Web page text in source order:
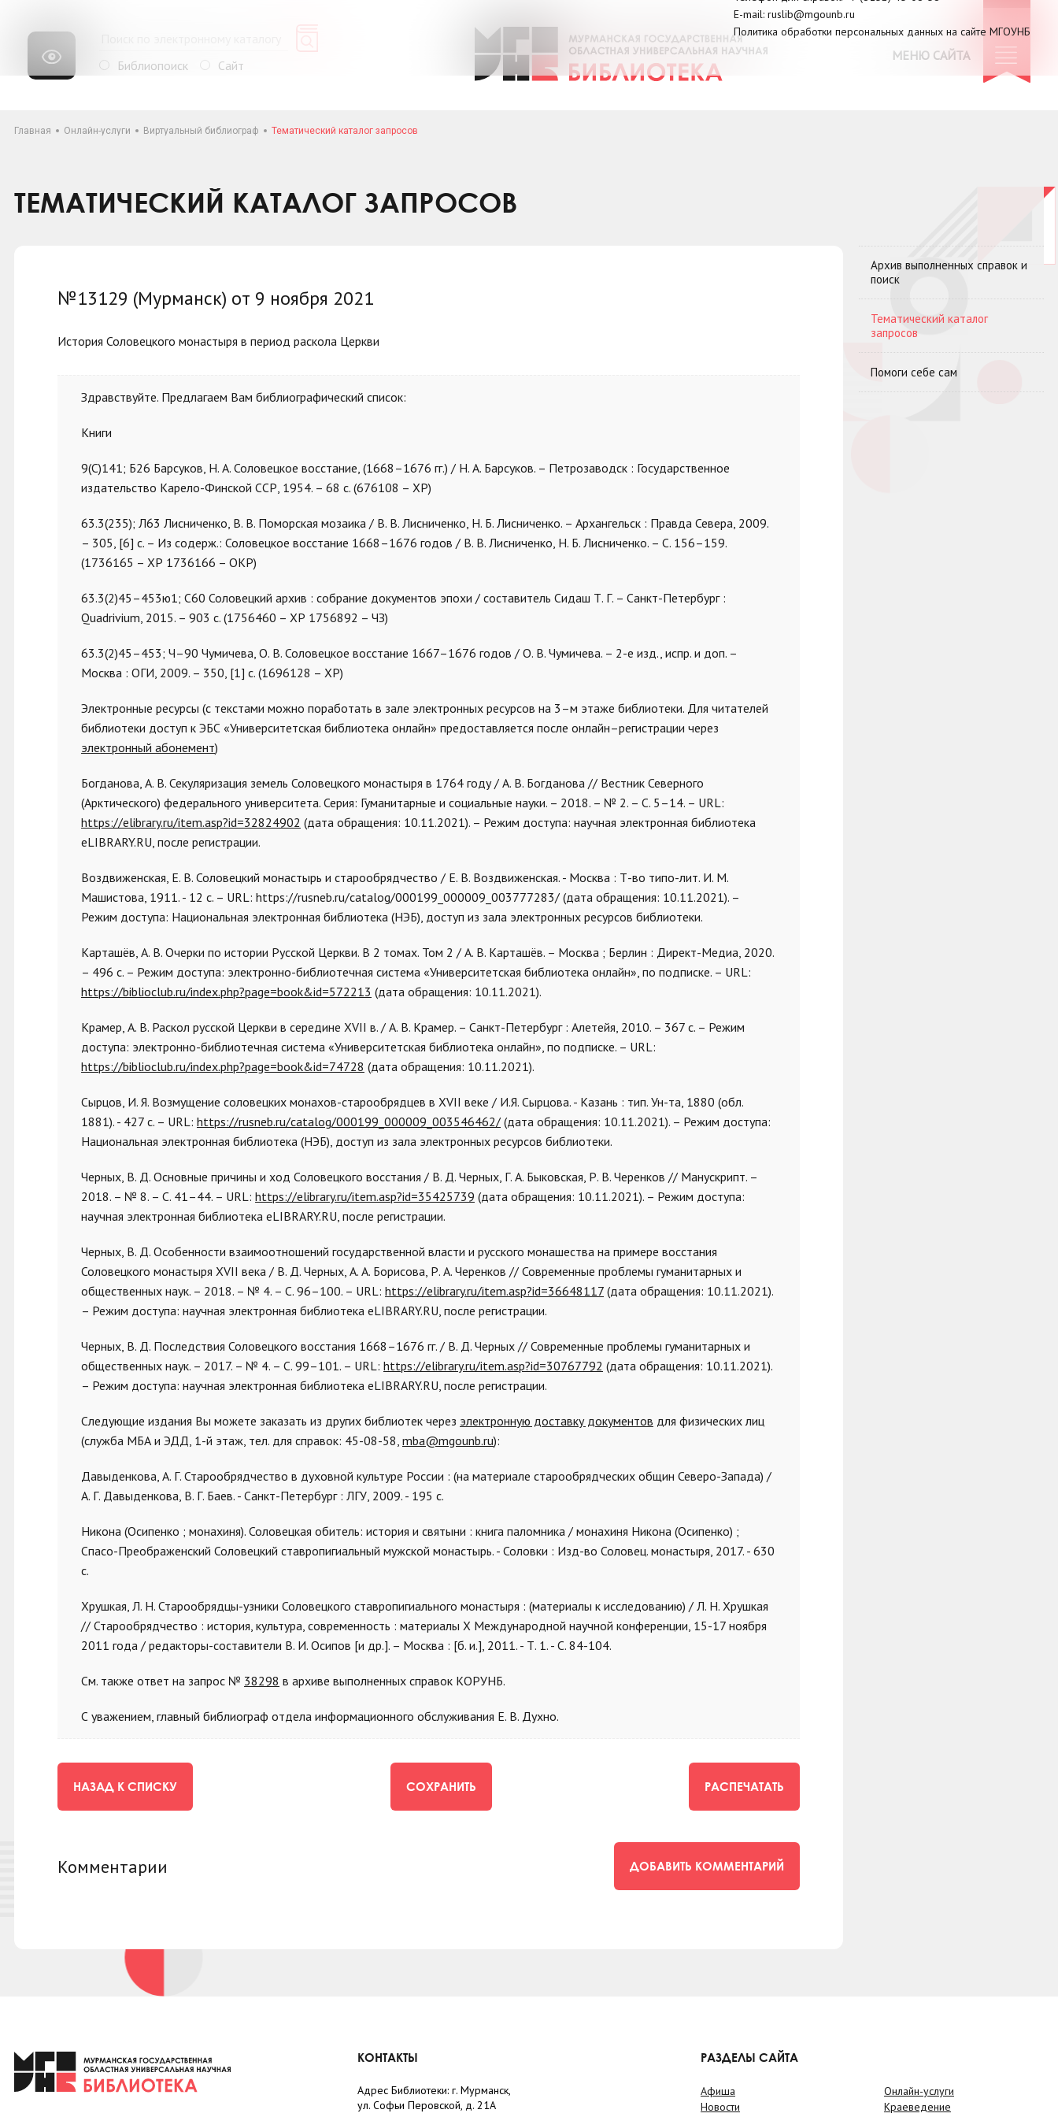
E-mail: ruslib@mgounb.ru
Политика обработки персональных данных на сайте МГОУНБ
Библиопоиск Сайт
МЕНЮ САЙТА
Главная Онлайн-услуги Виртуальный библиограф Тематический каталог запросов
ТЕМАТИЧЕСКИЙ КАТАЛОГ ЗАПРОСОВ
№13129 (Мурманск) от 9 ноября 2021
История Соловецкого монастыря в период раскола Церкви
Здравствуйте. Предлагаем Вам библиографический список:
Книги
9(С)141; Б26 Барсуков, Н. А. Соловецкое восстание, (1668–1676 гг.) / Н. А. Барсуков. – Петрозаводск : Государственное
издательство Карело-Финской ССР, 1954. – 68 с. (676108 – ХР)
63.3(235); Л63 Лисниченко, В. В. Поморская мозаика / В. В. Лисниченко, Н. Б. Лисниченко. – Архангельск : Правда Севера, 2009.
– 305, [6] c. – Из содерж.: Соловецкое восстание 1668–1676 годов / В. В. Лисниченко, Н. Б. Лисниченко. – С. 156–159.
(1736165 – ХР 1736166 – ОКР)
63.3(2)45–453ю1; С60 Соловецкий архив : собрание документов эпохи / составитель Сидаш Т. Г. – Санкт-Петербург :
Quadrivium, 2015. – 903 с. (1756460 – ХР 1756892 – ЧЗ)
63.3(2)45–453; Ч–90 Чумичева, О. В. Соловецкое восстание 1667–1676 годов / О. В. Чумичева. – 2-е изд., испр. и доп. –
Москва : ОГИ, 2009. – 350, [1] с. (1696128 – ХР)
Электронные ресурсы (с текстами можно поработать в зале электронных ресурсов на 3–м этаже библиотеки. Для читателей
библиотеки доступ к ЭБС «Университетская библиотека онлайн» предоставляется после онлайн–регистрации через
электронный абонемент)
Богданова, А. В. Секуляризация земель Соловецкого монастыря в 1764 году / А. В. Богданова // Вестник Северного
(Арктического) федерального университета. Серия: Гуманитарные и социальные науки. – 2018. – № 2. – С. 5–14. – URL:
https://elibrary.ru/item.asp?id=32824902 (дата обращения: 10.11.2021). – Режим доступа: научная электронная библиотека
eLIBRARY.RU, после регистрации.
Воздвиженская, Е. В. Соловецкий монастырь и старообрядчество / Е. В. Воздвиженская. - Москва : Т-во типо-лит. И. М.
Машистова, 1911. - 12 с. – URL: https://rusneb.ru/catalog/000199_000009_003777283/ (дата обращения: 10.11.2021). –
Режим доступа: Национальная электронная библиотека (НЭБ), доступ из зала электронных ресурсов библиотеки.
Карташёв, А. В. Очерки по истории Русской Церкви. В 2 томах. Том 2 / А. В. Карташёв. – Москва ; Берлин : Директ-Медиа, 2020.
– 496 с. – Режим доступа: электронно-библиотечная система «Университетская библиотека онлайн», по подписке. – URL:
https://biblioclub.ru/index.php?page=book&id=572213 (дата обращения: 10.11.2021).
Крамер, А. В. Раскол русской Церкви в середине XVII в. / А. В. Крамер. – Санкт-Петербург : Алетейя, 2010. – 367 с. – Режим
доступа: электронно-библиотечная система «Университетская библиотека онлайн», по подписке. – URL:
https://biblioclub.ru/index.php?page=book&id=74728 (дата обращения: 10.11.2021).
Сырцов, И. Я. Возмущение соловецких монахов-старообрядцев в XVII веке / И.Я. Сырцова. - Казань : тип. Ун-та, 1880 (обл.
1881). - 427 с. – URL: https://rusneb.ru/catalog/000199_000009_003546462/ (дата обращения: 10.11.2021). – Режим доступа:
Национальная электронная библиотека (НЭБ), доступ из зала электронных ресурсов библиотеки.
Черных, В. Д. Основные причины и ход Соловецкого восстания / В. Д. Черных, Г. А. Быковская, Р. В. Черенков // Манускрипт. –
2018. – № 8. – С. 41–44. – URL: https://elibrary.ru/item.asp?id=35425739 (дата обращения: 10.11.2021). – Режим доступа:
научная электронная библиотека eLIBRARY.RU, после регистрации.
Черных, В. Д. Особенности взаимоотношений государственной власти и русского монашества на примере восстания
Соловецкого монастыря XVII века / В. Д. Черных, А. А. Борисова, Р. А. Черенков // Современные проблемы гуманитарных и
общественных наук. – 2018. – № 4. – С. 96–100. – URL: https://elibrary.ru/item.asp?id=36648117 (дата обращения: 10.11.2021).
– Режим доступа: научная электронная библиотека eLIBRARY.RU, после регистрации.
Черных, В. Д. Последствия Соловецкого восстания 1668–1676 гг. / В. Д. Черных // Современные проблемы гуманитарных и
общественных наук. – 2017. – № 4. – С. 99–101. – URL: https://elibrary.ru/item.asp?id=30767792 (дата обращения: 10.11.2021).
– Режим доступа: научная электронная библиотека eLIBRARY.RU, после регистрации.
Следующие издания Вы можете заказать из других библиотек через электронную доставку документов для физических лиц
(служба МБА и ЭДД, 1-й этаж, тел. для справок: 45-08-58, mba@mgounb.ru):
Давыденкова, А. Г. Старообрядчество в духовной культуре России : (на материале старообрядческих общин Северо-Запада) /
А. Г. Давыденкова, В. Г. Баев. - Санкт-Петербург : ЛГУ, 2009. - 195 с.
Никона (Осипенко ; монахиня). Соловецкая обитель: история и святыни : книга паломника / монахиня Никона (Осипенко) ;
Спасо-Преображенский Соловецкий ставропигиальный мужской монастырь. - Соловки : Изд-во Соловец. монастыря, 2017. - 630
с.
Хрушкая, Л. Н. Старообрядцы-узники Соловецкого ставропигиального монастыря : (материалы к исследованию) / Л. Н. Хрушкая
// Старообрядчество : история, культура, современность : материалы Х Международной научной конференции, 15-17 ноября
2011 года / редакторы-составители В. И. Осипов [и др.]. – Москва : [б. и.], 2011. - Т. 1. - С. 84-104.
См. также ответ на запрос № 38298 в архиве выполненных справок КОРУНБ.
С уважением, главный библиограф отдела информационного обслуживания Е. В. Духно.
НАЗАД К СПИСКУ СОХРАНИТЬ РАСПЕЧАТАТЬ
Комментарии ДОБАВИТЬ КОММЕНТАРИЙ
Архив выполненных справок и
поиск
Тематический каталог
запросов
Помоги себе сам
КОНТАКТЫ
Адрес Библиотеки: г. Мурманск,
ул. Софьи Перовской, д. 21А
РАЗДЕЛЫ САЙТА
Афиша
Новости
Онлайн-услуги
Краеведение